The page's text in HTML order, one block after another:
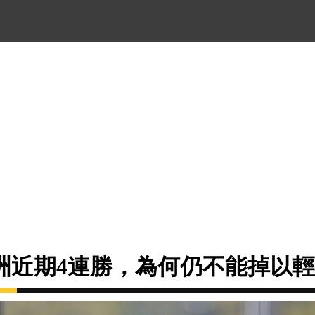
近期4連勝，為何仍不能掉以